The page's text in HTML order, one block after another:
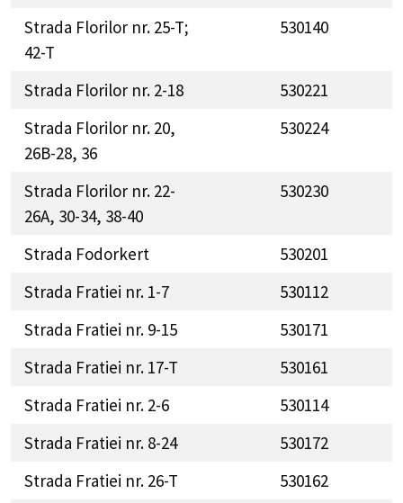
Strada Florilor nr. 25-T;
42-T
530140
Strada Florilor nr. 2-18
530221
Strada Florilor nr. 20,
26B-28, 36
530224
Strada Florilor nr. 22-
26A, 30-34, 38-40
530230
Strada Fodorkert
530201
Strada Fratiei nr. 1-7
530112
Strada Fratiei nr. 9-15
530171
Strada Fratiei nr. 17-T
530161
Strada Fratiei nr. 2-6
530114
Strada Fratiei nr. 8-24
530172
Strada Fratiei nr. 26-T
530162